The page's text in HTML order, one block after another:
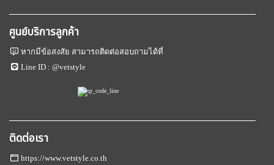
ศูนย์บริการลูกค้า
หากมีข้อสงสัย สามารถติดต่อสอบถามได้ที่
Line ID :@vetstyle
ติดต่อเรา
https://www.vetstyle.co.th